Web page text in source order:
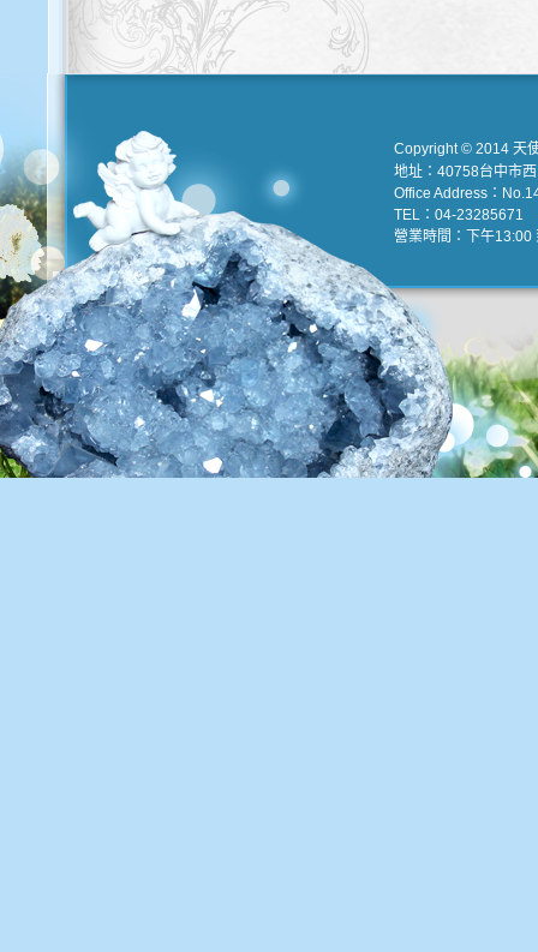
Copyright © 2014 天
地址：40758台中市
Office Address：
TEL：04-23285671
營業時間：下午13:00